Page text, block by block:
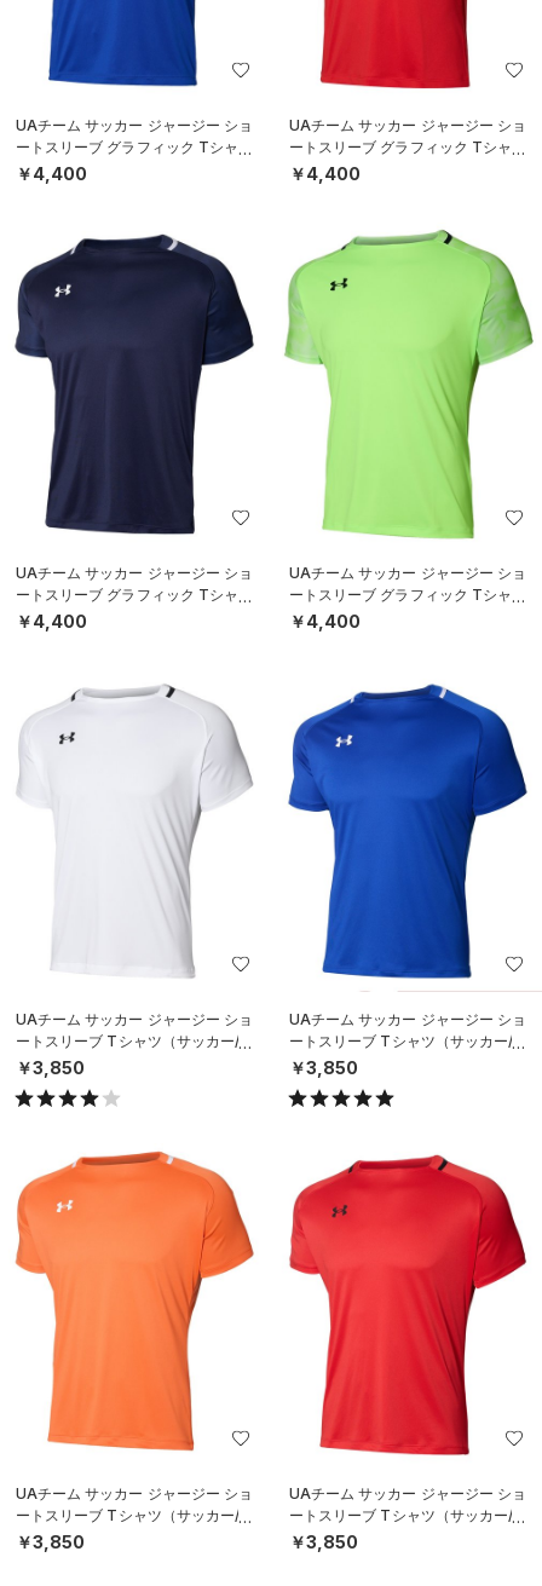
UAチーム サッカー ジャージー ショ
ートスリーブ グラフィック Tシャツ
（サッカー/MEN）
￥4,400
UAチーム サッカー ジャージー ショ
ートスリーブ グラフィック Tシャツ
（サッカー/MEN）
￥4,400
UAチーム サッカー ジャージー ショ
ートスリーブ グラフィック Tシャツ
（サッカー/MEN）
￥4,400
UAチーム サッカー ジャージー ショ
ートスリーブ グラフィック Tシャツ
（サッカー/MEN）
￥4,400
UAチーム サッカー ジャージー ショ
ートスリーブ Tシャツ（サッカー/M
EN）
￥3,850
UAチーム サッカー ジャージー ショ
ートスリーブ Tシャツ（サッカー/M
EN）
￥3,850
UAチーム サッカー ジャージー ショ
ートスリーブ Tシャツ（サッカー/M
EN）
￥3,850
UAチーム サッカー ジャージー ショ
ートスリーブ Tシャツ（サッカー/M
EN）
￥3,850